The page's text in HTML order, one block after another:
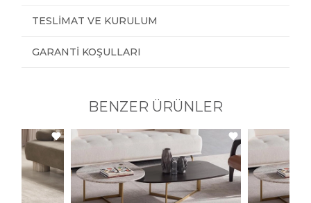
TESLIMAT VE KURULUM
GARANTI KOŞULLARI
BENZER ÜRÜNLER